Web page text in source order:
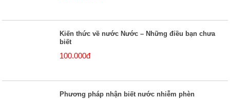
Kiến thức về nước Nước – Những điều bạn chưa
biết
100.000đ
Phương pháp nhận biết nước nhiễm phèn